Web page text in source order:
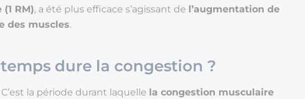
RM), a été plus efficace s’agissant de l’augmentation de
des muscles.
dure la congestion ?
C’est la période durant laquelle la congestion musculaire